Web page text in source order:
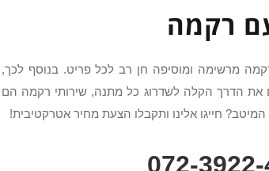
רקמה
מרשימה ומוסיפה חן רב לכל פריט. בנוסף לכך,
הדרך הקלה לשדרוג כל מתנה, שירותי רקמה הם
חייגו אלינו ותקבלו הצעת מחיר אטרקטיבית!